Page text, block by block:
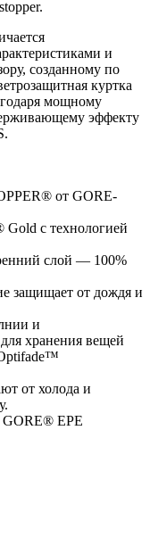
и
созданному по
куртка
мощному
эффекту
от GORE-
с технологией
слой — 100%
защищает от дождя и
и
хранения вещей
от холода и
GORE® EPE